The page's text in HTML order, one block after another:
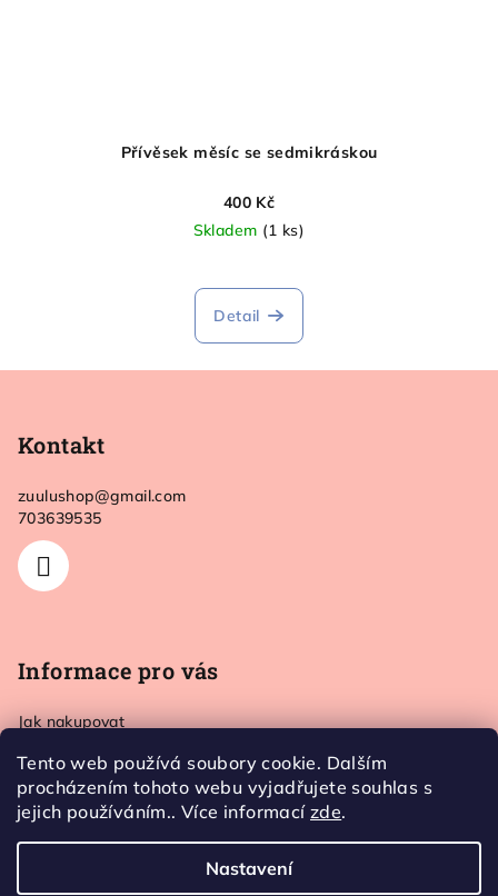
Tento web používá soubory cookie. Dalším
procházením tohoto webu vyjadřujete souhlas s
jejich používáním.. Více informací zde.
Nastavení
Přívěsek měsíc se sedmikráskou
400 Kč
Skladem (1 ks)
Detail
Kontakt
zuulushop@gmail.com
703639535
Informace pro vás
Jak nakupovat
Kontakt
Obchodní podmínky